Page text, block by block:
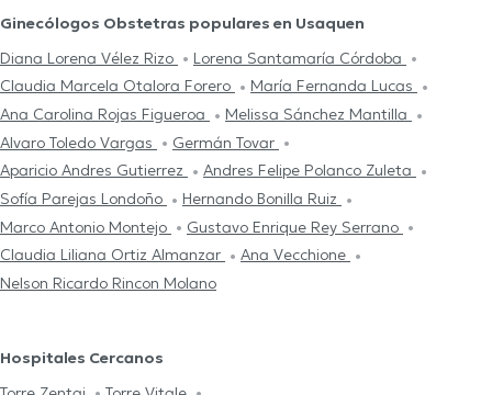
Ginecólogos Obstetras populares en Usaquen
Diana Lorena Vélez Rizo
Lorena Santamaría Córdoba
Claudia Marcela Otalora Forero
María Fernanda Lucas
Ana Carolina Rojas Figueroa
Melissa Sánchez Mantilla
Alvaro Toledo Vargas
Germán Tovar
Aparicio Andres Gutierrez
Andres Felipe Polanco Zuleta
Sofía Parejas Londoño
Hernando Bonilla Ruiz
Marco Antonio Montejo
Gustavo Enrique Rey Serrano
Claudia Liliana Ortiz Almanzar
Ana Vecchione
Nelson Ricardo Rincon Molano
Hospitales Cercanos